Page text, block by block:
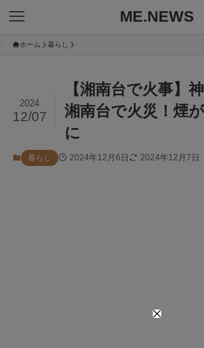
ME.NEWS
ホーム 暮らし
【湘南台で火事】
湘南台で火災！煙
に
2024
12/07
暮らし 2024年12月6日 2024年12月7日